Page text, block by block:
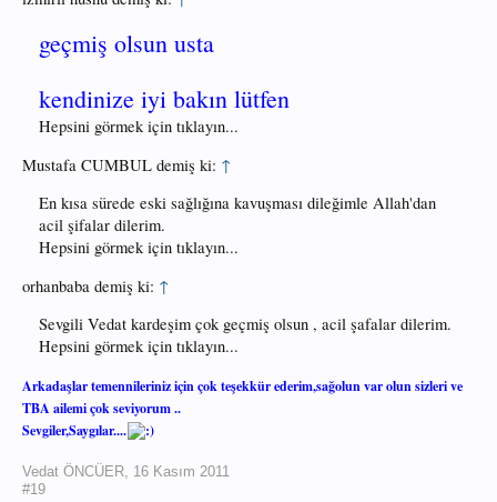
geçmiş olsun usta
kendinize iyi bakın lütfen
Hepsini görmek için tıklayın...
Mustafa CUMBUL demiş ki: ↑
En kısa sürede eski sağlığına kavuşması dileğimle Allah'dan
acil şifalar dilerim.
Hepsini görmek için tıklayın...
orhanbaba demiş ki: ↑
Sevgili Vedat kardeşim çok geçmiş olsun , acil şafalar dilerim.
Hepsini görmek için tıklayın...
Arkadaşlar temennileriniz için çok teşekkür ederim,sağolun var olun sizleri ve
TBA ailemi çok seviyorum ..
Sevgiler,Saygılar....
Vedat ÖNCÜER, 16 Kasım 2011
#19